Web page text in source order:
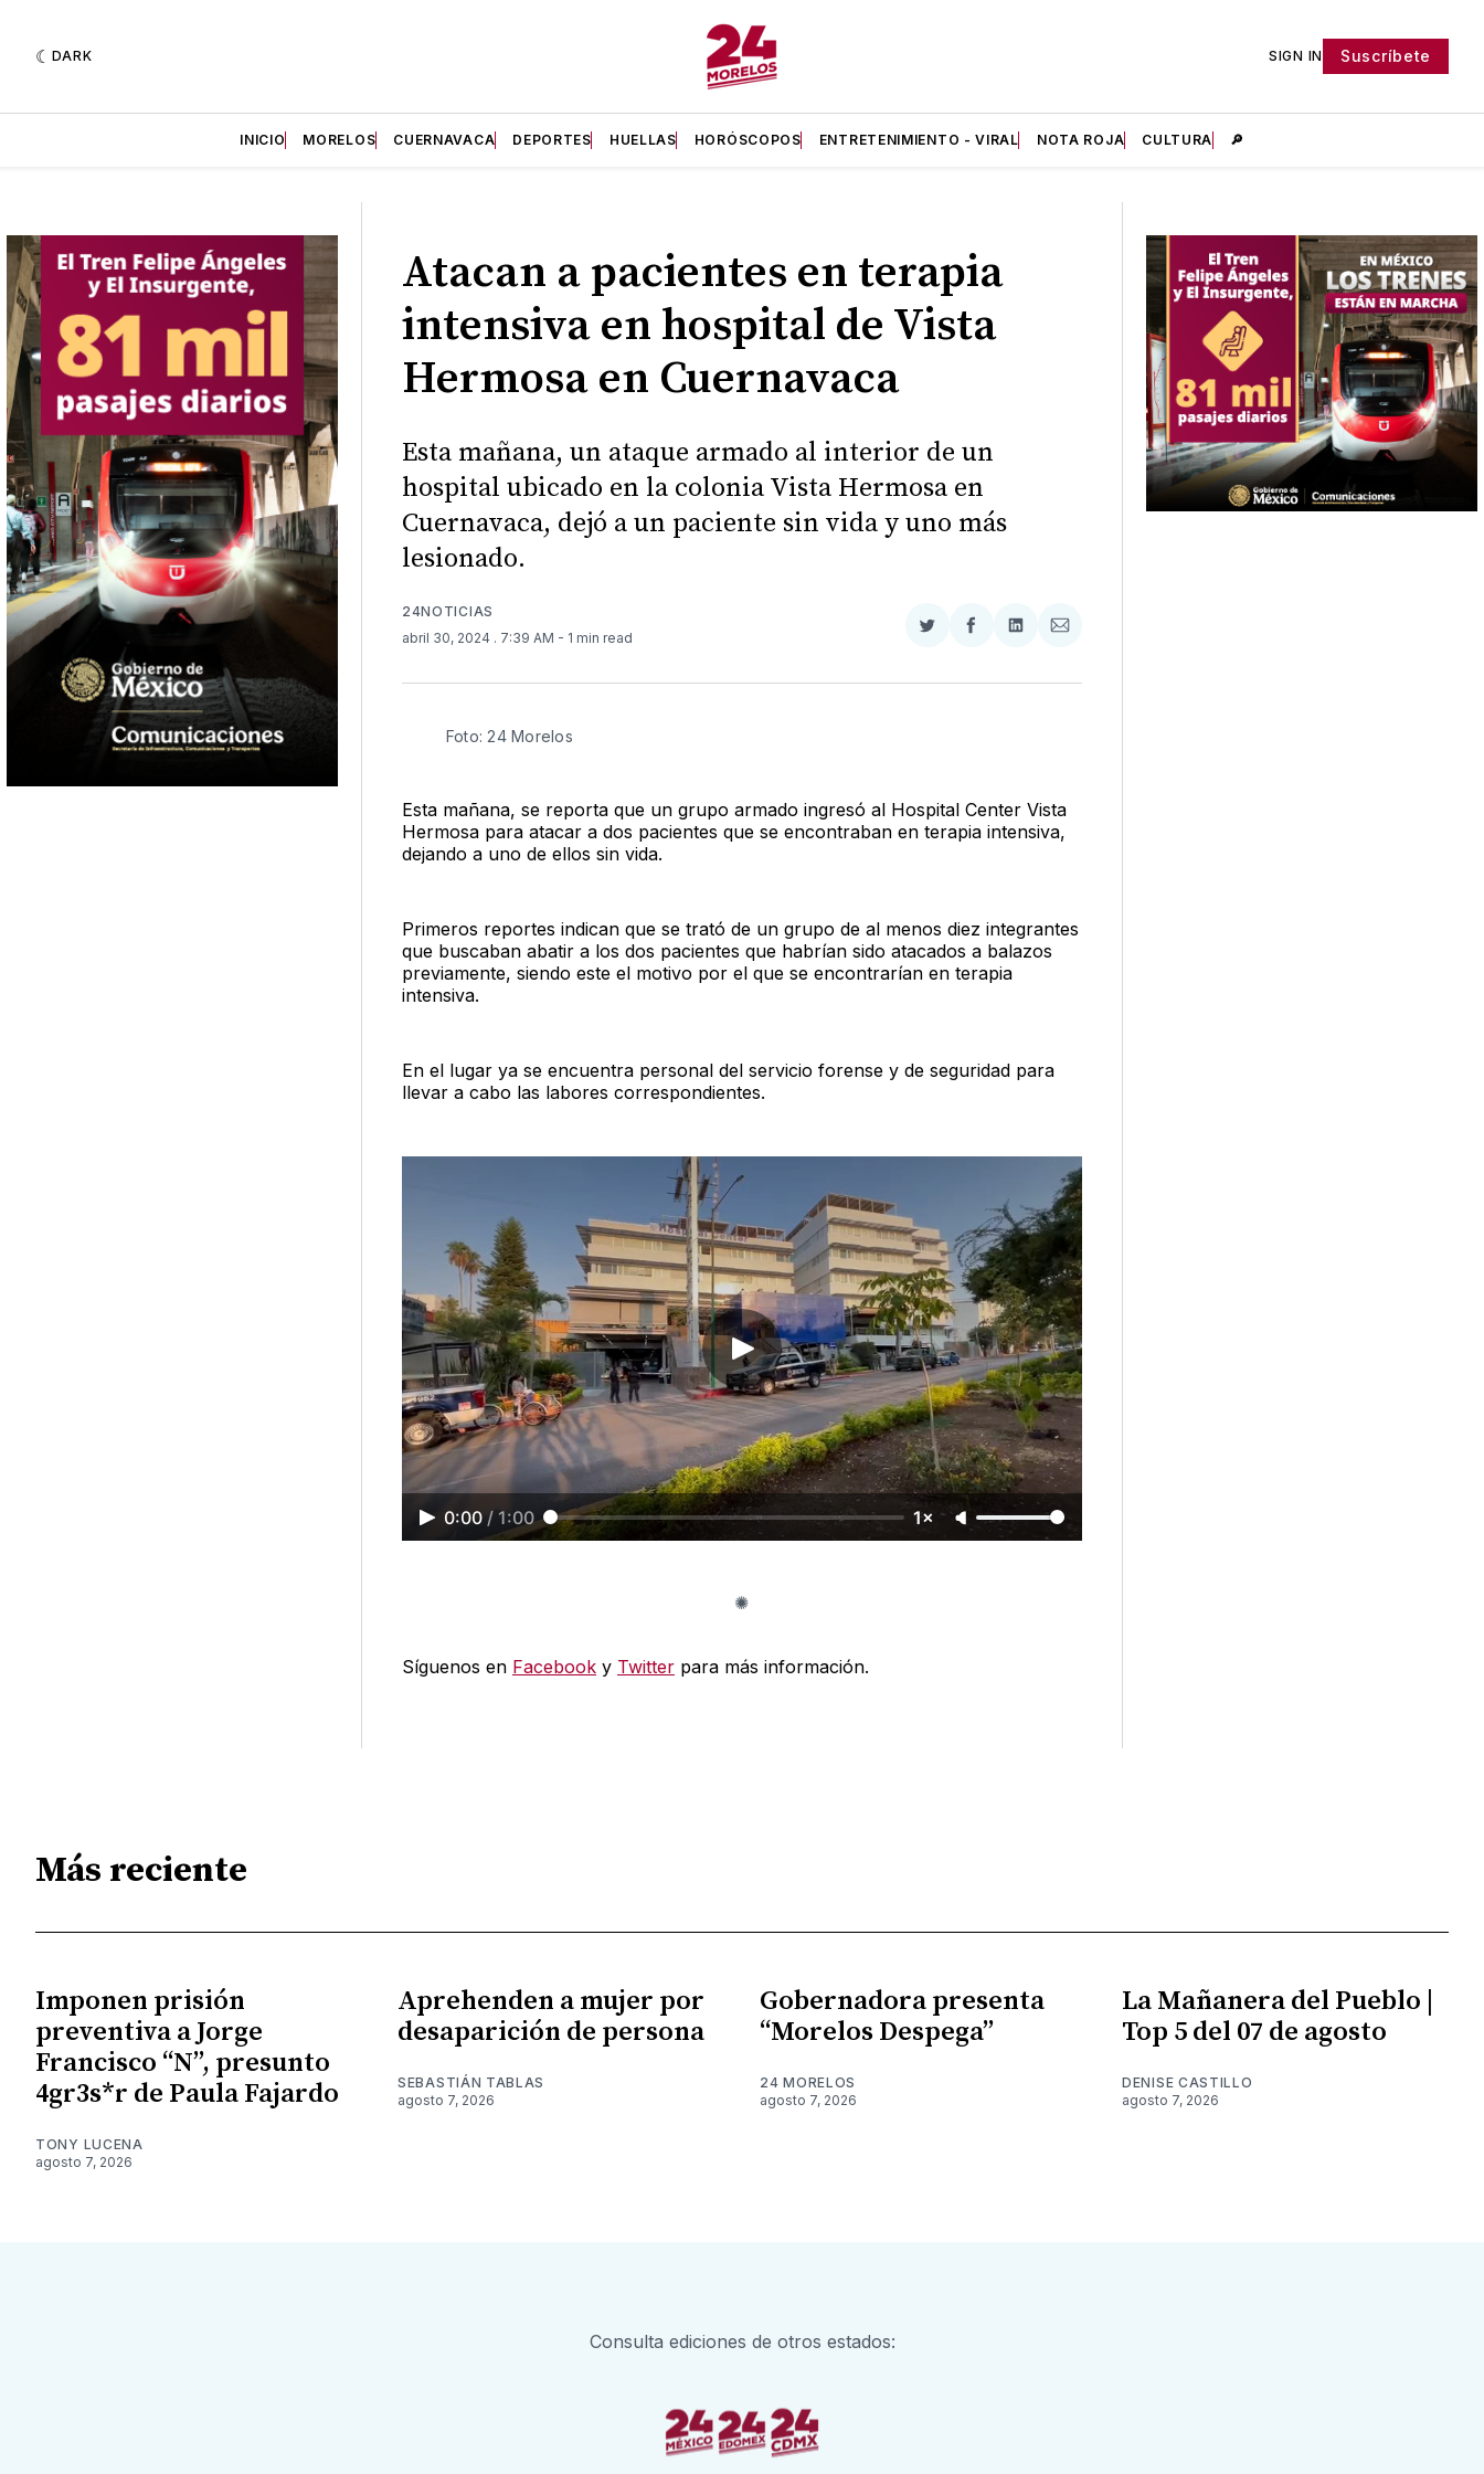
DARK SIGN IN Suscríbete
INICIO MORELOS CUERNAVACA DEPORTES HUELLAS HORÓSCOPOS ENTRETENIMIENTO - VIRAL NOTA ROJA CULTURA 🔎
Atacan a pacientes en terapia
intensiva en hospital de Vista
Hermosa en Cuernavaca
Esta mañana, un ataque armado al interior de un
hospital ubicado en la colonia Vista Hermosa en
Cuernavaca, dejó a un paciente sin vida y uno más
lesionado.
24NOTICIAS
abril 30, 2024 . 7:39 AM - 1 min read
Compartir
Twitter
Compartir
Facebook
Compartir
LinkedIn
Compartir
Email
Foto: 24 Morelos
Esta mañana, se reporta que un grupo armado ingresó al Hospital Center Vista
Hermosa para atacar a dos pacientes que se encontraban en terapia intensiva,
dejando a uno de ellos sin vida.
Primeros reportes indican que se trató de un grupo de al menos diez integrantes
que buscaban abatir a los dos pacientes que habrían sido atacados a balazos
previamente, siendo este el motivo por el que se encontrarían en terapia
intensiva.
En el lugar ya se encuentra personal del servicio forense y de seguridad para
llevar a cabo las labores correspondientes.
0:00 / 1:00 1×
Síguenos en Facebooky Twitterpara más información.
Más reciente
Imponen prisión
preventiva a Jorge
Francisco “N”, presunto
4gr3s*r de Paula Fajardo
TONY LUCENA
agosto 7, 2026
Aprehenden a mujer por
desaparición de persona
SEBASTIÁN TABLAS
agosto 7, 2026
Gobernadora presenta
“Morelos Despega”
24 MORELOS
agosto 7, 2026
La Mañanera del Pueblo |
Top 5 del 07 de agosto
DENISE CASTILLO
agosto 7, 2026
Consulta ediciones de otros estados: